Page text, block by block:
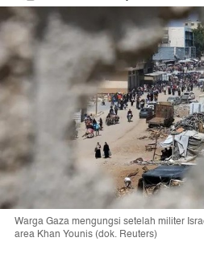
Warga Gaza mengungsi setelah militer
area Khan Younis (dok. Reuters)